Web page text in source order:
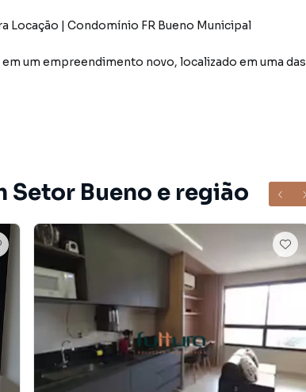
Locação | Condomínio FR Bueno Municipal
um empreendimento novo, localizado em uma das
próximo às principais avenidas da cidade,
vida.
Setor Bueno e região